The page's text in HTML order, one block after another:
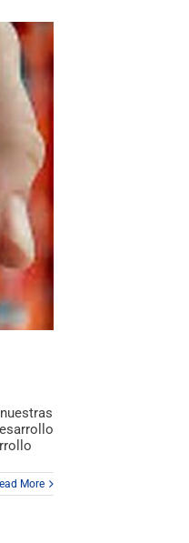
More